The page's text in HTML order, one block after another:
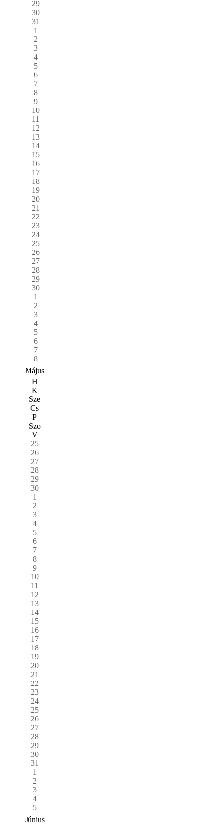
29
30
31
1
2
3
4
5
6
7
8
9
10
11
12
13
14
15
16
17
18
19
20
21
22
23
24
25
26
27
28
29
30
1
2
3
4
5
6
7
8
Május
H
K
Sze
Cs
P
Szo
V
25
26
27
28
29
30
1
2
3
4
5
6
7
8
9
10
11
12
13
14
15
16
17
18
19
20
21
22
23
24
25
26
27
28
29
30
31
1
2
3
4
5
Június